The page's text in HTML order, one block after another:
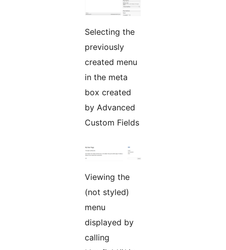
Selecting the
previously
created menu
in the meta
box created
by Advanced
Custom Fields
Viewing the
(not styled)
menu
displayed by
calling